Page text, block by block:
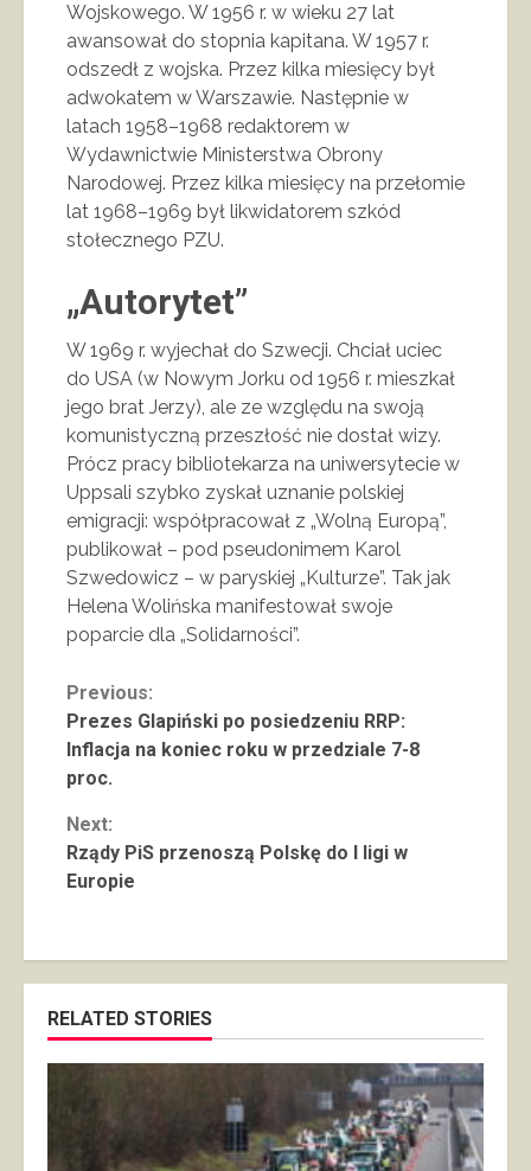
Wojskowego. W 1956 r. w wieku 27 lat
awansował do stopnia kapitana. W 1957 r.
odszedł z wojska. Przez kilka miesięcy był
adwokatem w Warszawie. Następnie w
latach 1958–1968 redaktorem w
Wydawnictwie Ministerstwa Obrony
Narodowej. Przez kilka miesięcy na przełomie
lat 1968–1969 był likwidatorem szkód
stołecznego PZU.
„Autorytet”
W 1969 r. wyjechał do Szwecji. Chciał uciec
do USA (w Nowym Jorku od 1956 r. mieszkał
jego brat Jerzy), ale ze względu na swoją
komunistyczną przeszłość nie dostał wizy.
Prócz pracy bibliotekarza na uniwersytecie w
Uppsali szybko zyskał uznanie polskiej
emigracji: współpracował z „Wolną Europą”,
publikował – pod pseudonimem Karol
Szwedowicz – w paryskiej „Kulturze”. Tak jak
Helena Wolińska manifestował swoje
poparcie dla „Solidarności”.
Continue
Reading
Previous:
Prezes Glapiński po posiedzeniu RRP:
Inflacja na koniec roku w przedziale 7-8
proc.
Next:
Rządy PiS przenoszą Polskę do I ligi w
Europie
RELATED STORIES